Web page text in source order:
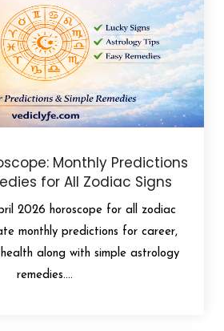
Monthly Predictions
for All Zodiac Signs
2026 horoscope for all zodiac
monthly predictions for career,
along with simple astrology
remedies....